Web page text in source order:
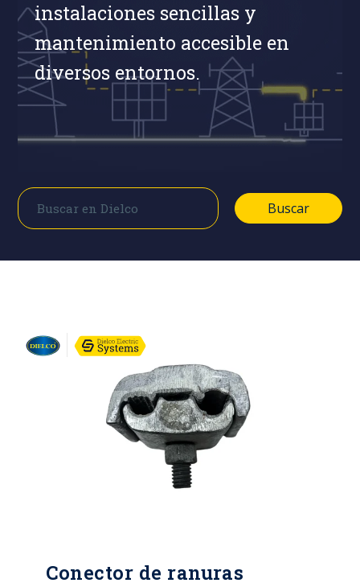
instalaciones sencillas y
mantenimiento accesible en
diversos entornos.
Buscar
Buscar
Conector de ranuras